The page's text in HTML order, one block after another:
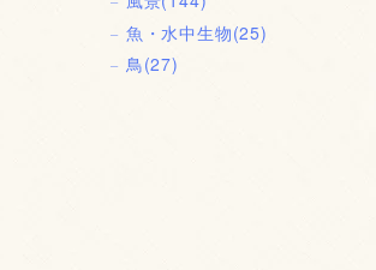
魚・水中生物(25)
鳥(27)